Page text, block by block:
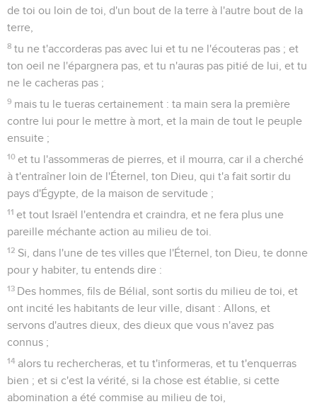
de toi ou loin de toi, d'un bout de la terre à l'autre bout de la
terre,
8 tu ne t'accorderas pas avec lui et tu ne l'écouteras pas ; et
ton oeil ne l'épargnera pas, et tu n'auras pas pitié de lui, et tu
ne le cacheras pas ;
9 mais tu le tueras certainement : ta main sera la première
contre lui pour le mettre à mort, et la main de tout le peuple
ensuite ;
10 et tu l'assommeras de pierres, et il mourra, car il a cherché
à t'entraîner loin de l'Éternel, ton Dieu, qui t'a fait sortir du
pays d'Égypte, de la maison de servitude ;
11 et tout Israël l'entendra et craindra, et ne fera plus une
pareille méchante action au milieu de toi.
12 Si, dans l'une de tes villes que l'Éternel, ton Dieu, te donne
pour y habiter, tu entends dire :
13 Des hommes, fils de Bélial, sont sortis du milieu de toi, et
ont incité les habitants de leur ville, disant : Allons, et
servons d'autres dieux, des dieux que vous n'avez pas
connus ;
14 alors tu rechercheras, et tu t'informeras, et tu t'enquerras
bien ; et si c'est la vérité, si la chose est établie, si cette
abomination a été commise au milieu de toi,